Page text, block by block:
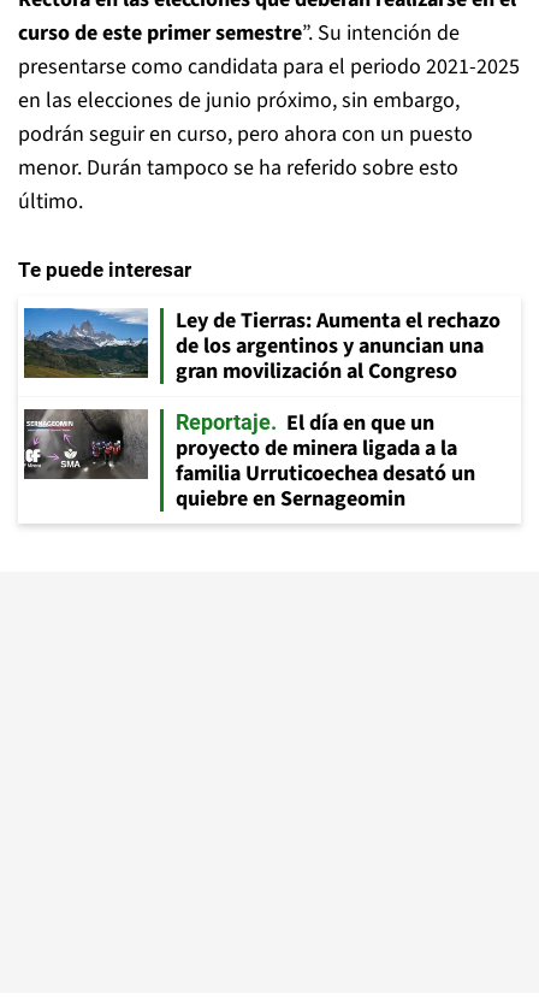
curso de este primer semestre”. Su intención de
presentarse como candidata para el periodo 2021-2025
en las elecciones de junio próximo, sin embargo,
podrán seguir en curso, pero ahora con un puesto
menor. Durán tampoco se ha referido sobre esto
último.
Te puede interesar
Ley de Tierras: Aumenta el rechazo
de los argentinos y anuncian una
gran movilización al Congreso
Reportaje
El día en que un
proyecto de minera ligada a la
familia Urruticoechea desató un
quiebre en Sernageomin